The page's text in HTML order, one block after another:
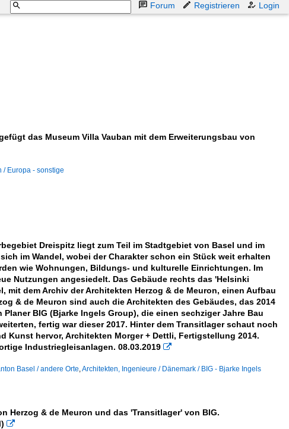
Forum Registrieren Login
das Museum Villa Vauban mit dem Erweiterungsbau von
/ Europa - sonstige
Dreispitz liegt zum Teil im Stadtgebiet von Basel und im
im Wandel, wobei der Charakter schon ein Stück weit erhalten
wie Wohnungen, Bildungs- und kulturelle Einrichtungen. Im
Nutzungen angesiedelt. Das Gebäude rechts das 'Helsinki
dem Archiv der Architekten Herzog & de Meuron, einen Aufbau
& de Meuron sind auch die Architekten des Gebäudes, das 2014
BIG (Bjarke Ingels Group), die einen sechziger Jahre Bau
fertig war dieser 2017. Hinter dem Transitlager schaut noch
Kunst hervor, Architekten Morger + Dettli, Fertigstellung 2014.
Industriegleisanlagen. 08.03.2019 
Basel / andere Orte,Architekten, Ingenieure / Dänemark / BIG - Bjarke Ingels
Herzog & de Meuron und das 'Transitlager' von BIG.
